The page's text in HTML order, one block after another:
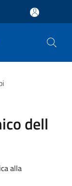
dell
alla